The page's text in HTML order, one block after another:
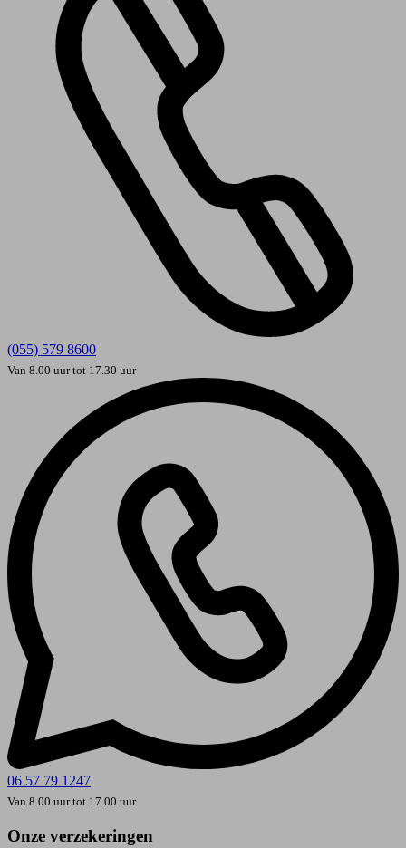
(055) 579 8600
Van 8.00 uur tot 17.30 uur
06 57 79 1247
Van 8.00 uur tot 17.00 uur
Onze verzekeringen